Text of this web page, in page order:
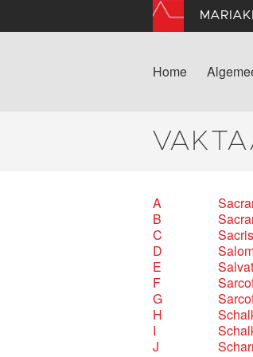
Home
A
B
C
D
E
F
G
H
I
J